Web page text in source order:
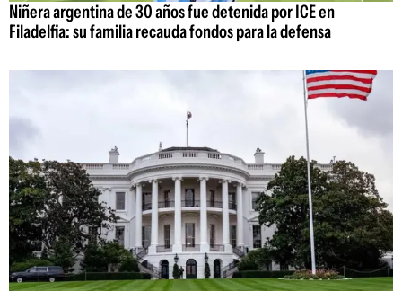
Niñera argentina de 30 años fue detenida por ICE en
Filadelfia: su familia recauda fondos para la defensa